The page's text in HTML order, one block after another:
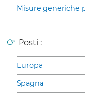
Misure generiche
Posti :
Europa
Spagna